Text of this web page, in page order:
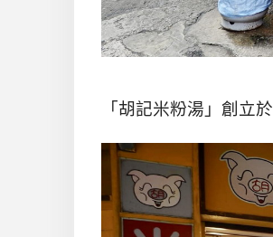
「胡記米粉湯」創立於